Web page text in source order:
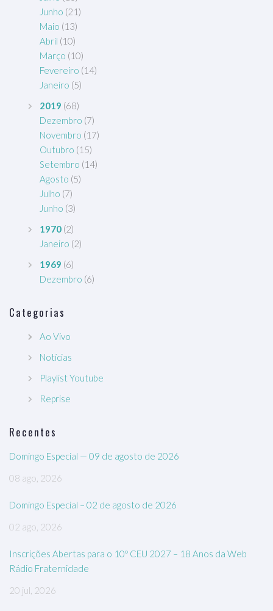
Junho (21)
Maio (13)
Abril (10)
Março (10)
Fevereiro (14)
Janeiro (5)
2019 (68)
Dezembro (7)
Novembro (17)
Outubro (15)
Setembro (14)
Agosto (5)
Julho (7)
Junho (3)
1970 (2)
Janeiro (2)
1969 (6)
Dezembro (6)
Categorias
Ao Vivo
Notícias
Playlist Youtube
Reprise
Recentes
Domingo Especial — 09 de agosto de 2026
08 ago, 2026
Domingo Especial – 02 de agosto de 2026
02 ago, 2026
Inscrições Abertas para o 10º CEU 2027 – 18 Anos da Web
Rádio Fraternidade
20 jul, 2026